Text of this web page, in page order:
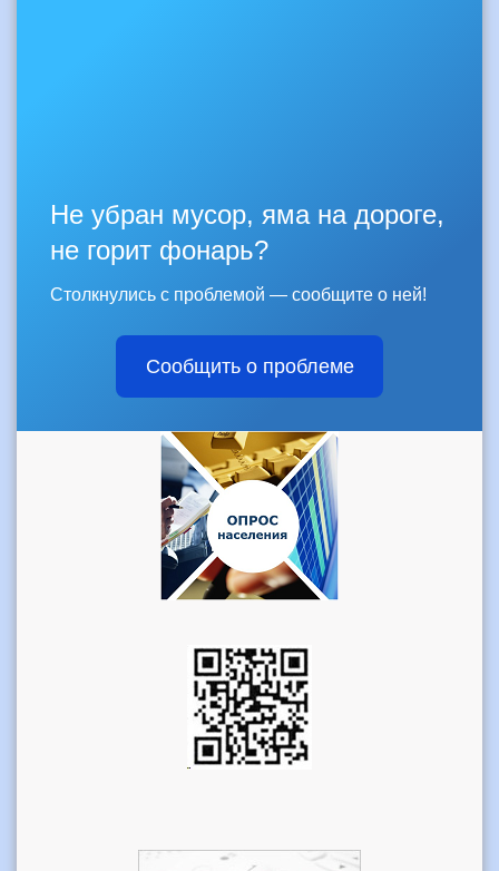
Не убран мусор, яма на дороге,
не горит фонарь?
Столкнулись с проблемой — сообщите о ней!
Сообщить о проблеме